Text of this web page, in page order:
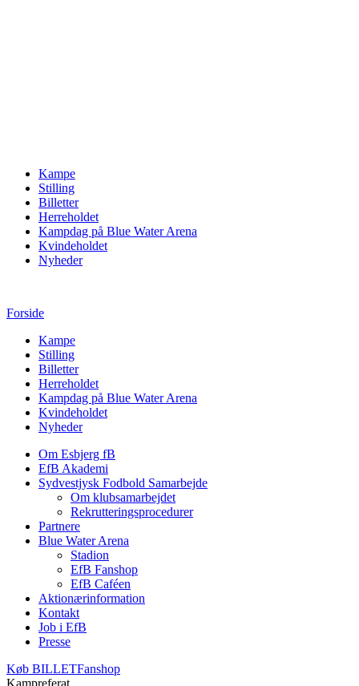
Kampe
Stilling
Billetter
Herreholdet
Kampdag på Blue Water Arena
Kvindeholdet
Nyheder
Forside
Kampe
Stilling
Billetter
Herreholdet
Kampdag på Blue Water Arena
Kvindeholdet
Nyheder
Om Esbjerg fB
EfB Akademi
Sydvestjysk Fodbold Samarbejde
Om klubsamarbejdet
Rekrutteringsprocedurer
Partnere
Blue Water Arena
Stadion
EfB Fanshop
EfB Caféen
Aktionærinformation
Kontakt
Job i EfB
Presse
Køb BILLETFanshop
Kampreferat